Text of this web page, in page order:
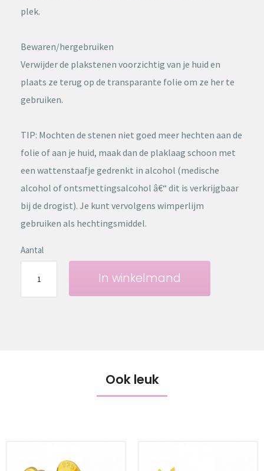
plek.
Bewaren/hergebruiken
Verwijder de plakstenen voorzichtig van je huid en
plaats ze terug op de transparante folie om ze her te
gebruiken.
TIP: Mochten de stenen niet goed meer hechten aan de
folie of aan je huid, maak dan de plaklaag schoon met
een wattenstaafje gedrenkt in alcohol (medische
alcohol of ontsmettingsalcohol â€“ dit is verkrijgbaar
bij de drogist). Je kunt vervolgens wimperlijm
gebruiken als hechtingsmiddel.
Aantal
In winkelmand
Ook leuk